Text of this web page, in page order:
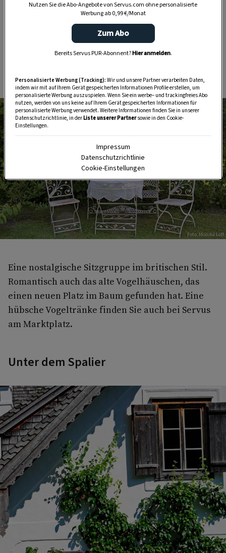
HIER MEHR ERFAHREN
Nostalgisch
Foto: Monika Löff
Eine nostalgische Sitzgruppe im britischen Stil.
Romantisch auch das alte Vogelhäuschen, das
einen neuen Platz im Baum gefunden hat. Eine
hübsche Vogeltränke finden Sie auch bei Servus
am Marktplatz.
Unter dem Spalier
Nutzen Sie die Abo-Angebote von Servus.com ohne personalisierte
Werbung ab 0,99 €/Monat
Zum Abo
Bereits Servus PUR-Abonnent?Hier anmelden.
Personalisierte Werbung (Tracking): Wir und unsere Partner verarbeiten Daten,
indem wir mit auf Ihrem Gerät gespeicherten Informationen Profile erstellen, um
personalisierte Werbung auszuspielen. Wenn Sie ein werbe– und trackingfreies Abo
nutzen, werden von uns keine auf Ihrem Gerät gespeicherten Informationen für
personalisierte Werbung verwendet. Weitere Informationen finden Sie in unserer
Datenschutzrichtlinie, in derListe unserer Partnersowie in den Cookie-
Einstellungen.
Impressum
Datenschutzrichtlinie
Cookie-Einstellungen